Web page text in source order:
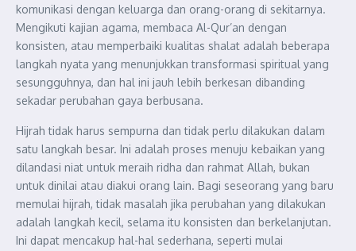
komunikasi dengan keluarga dan orang-orang di sekitarnya.
Mengikuti kajian agama, membaca Al-Qur’an dengan
konsisten, atau memperbaiki kualitas shalat adalah beberapa
langkah nyata yang menunjukkan transformasi spiritual yang
sesungguhnya, dan hal ini jauh lebih berkesan dibanding
sekadar perubahan gaya berbusana.
Hijrah tidak harus sempurna dan tidak perlu dilakukan dalam
satu langkah besar. Ini adalah proses menuju kebaikan yang
dilandasi niat untuk meraih ridha dan rahmat Allah, bukan
untuk dinilai atau diakui orang lain. Bagi seseorang yang baru
memulai hijrah, tidak masalah jika perubahan yang dilakukan
adalah langkah kecil, selama itu konsisten dan berkelanjutan.
Ini dapat mencakup hal-hal sederhana, seperti mulai